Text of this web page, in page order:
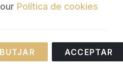
Política de cookies
for the operation of
ACCEPTAR